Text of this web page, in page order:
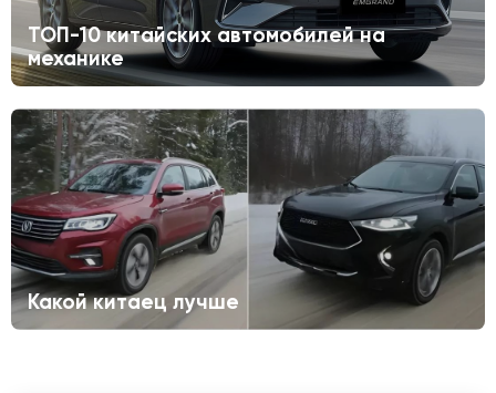
ТОП-10 китайских автомобилей на
механике
Какой китаец лучше